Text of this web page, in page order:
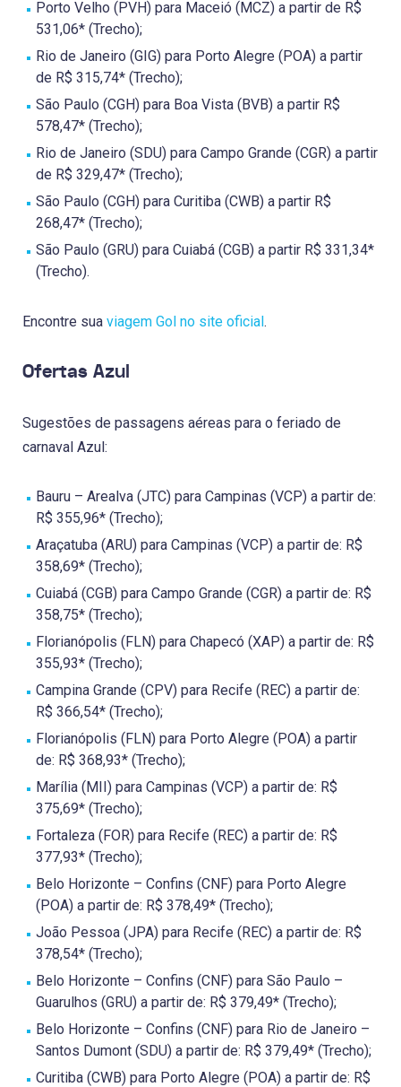
Porto Velho (PVH) para Maceió (MCZ) a partir de R$
531,06* (Trecho);
Rio de Janeiro (GIG) para Porto Alegre (POA) a partir
de R$ 315,74* (Trecho);
São Paulo (CGH) para Boa Vista (BVB) a partir R$
578,47* (Trecho);
Rio de Janeiro (SDU) para Campo Grande (CGR) a partir
de R$ 329,47* (Trecho);
São Paulo (CGH) para Curitiba (CWB) a partir R$
268,47* (Trecho);
São Paulo (GRU) para Cuiabá (CGB) a partir R$ 331,34*
(Trecho).
Encontre sua viagem Gol no site oficial.
Ofertas Azul
Sugestões de passagens aéreas para o feriado de
carnaval Azul:
Bauru – Arealva (JTC) para Campinas (VCP) a partir de:
R$ 355,96* (Trecho);
Araçatuba (ARU) para Campinas (VCP) a partir de: R$
358,69* (Trecho);
Cuiabá (CGB) para Campo Grande (CGR) a partir de: R$
358,75* (Trecho);
Florianópolis (FLN) para Chapecó (XAP) a partir de: R$
355,93* (Trecho);
Campina Grande (CPV) para Recife (REC) a partir de:
R$ 366,54* (Trecho);
Florianópolis (FLN) para Porto Alegre (POA) a partir
de: R$ 368,93* (Trecho);
Marília (MII) para Campinas (VCP) a partir de: R$
375,69* (Trecho);
Fortaleza (FOR) para Recife (REC) a partir de: R$
377,93* (Trecho);
Belo Horizonte – Confins (CNF) para Porto Alegre
(POA) a partir de: R$ 378,49* (Trecho);
João Pessoa (JPA) para Recife (REC) a partir de: R$
378,54* (Trecho);
Belo Horizonte – Confins (CNF) para São Paulo –
Guarulhos (GRU) a partir de: R$ 379,49* (Trecho);
Belo Horizonte – Confins (CNF) para Rio de Janeiro –
Santos Dumont (SDU) a partir de: R$ 379,49* (Trecho);
Curitiba (CWB) para Porto Alegre (POA) a partir de: R$